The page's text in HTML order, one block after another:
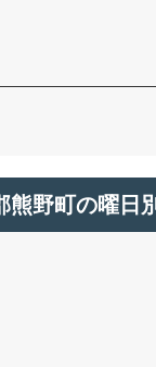
熊野町の曜日